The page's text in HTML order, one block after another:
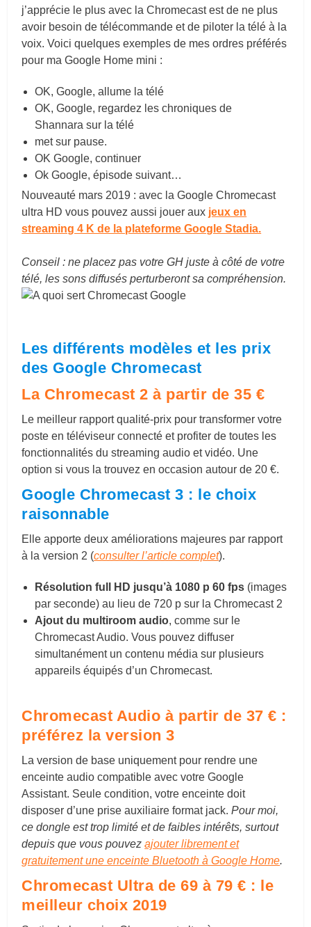
j’apprécie le plus avec la Chromecast est de ne plus
avoir besoin de télécommande et de piloter la télé à la
voix. Voici quelques exemples de mes ordres préférés
pour ma Google Home mini :
OK, Google, allume la télé
OK, Google, regardez les chroniques de
Shannara sur la télé
met sur pause.
OK Google, continuer
Ok Google, épisode suivant…
Nouveauté mars 2019 : avec la Google Chromecast
ultra HD vous pouvez aussi jouer aux jeux en
streaming 4 K de la plateforme Google Stadia.
Conseil : ne placez pas votre GH juste à côté de votre
télé, les sons diffusés perturberont sa compréhension.
Les différents modèles et les prix
des Google Chromecast
La Chromecast 2 à partir de 35 €
Le meilleur rapport qualité-prix pour transformer votre
poste en téléviseur connecté et profiter de toutes les
fonctionnalités du streaming audio et vidéo. Une
option si vous la trouvez en occasion autour de 20 €.
Google Chromecast 3 : le choix
raisonnable
Elle apporte deux améliorations majeures par rapport
à la version 2 (consulter l’article complet).
Résolution full HD jusqu’à 1080 p 60 fps (images
par seconde) au lieu de 720 p sur la Chromecast 2
Ajout du multiroom audio, comme sur le
Chromecast Audio. Vous pouvez diffuser
simultanément un contenu média sur plusieurs
appareils équipés d’un Chromecast.
Chromecast Audio à partir de 37 € :
préférez la version 3
La version de base uniquement pour rendre une
enceinte audio compatible avec votre Google
Assistant. Seule condition, votre enceinte doit
disposer d’une prise auxiliaire format jack.Pour moi,
ce dongle est trop limité et de faibles intérêts, surtout
depuis que vous pouvezajouter librement et
gratuitement une enceinte Bluetooth à Google Home.
Chromecast Ultra de 69 à 79 € : le
meilleur choix 2019